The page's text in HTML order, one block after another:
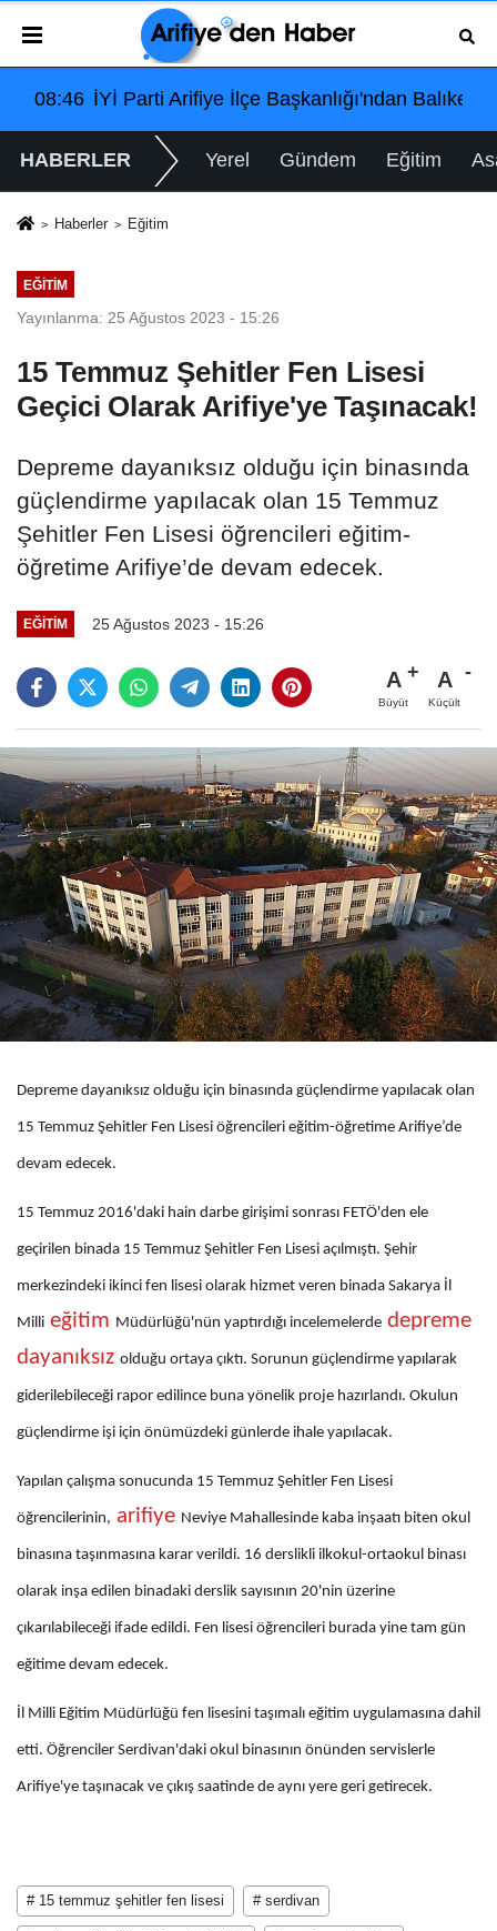
Çağrısı
Elektrik Altyapısı Çöktü, Esnaf Tepkili!
08:46 İYİ Parti Arifiye İlçe Başkanlığı'ndan
HABERLER Yerel Gündem Eğitim
Haberler Eğitim
EĞITIM
Yayınlanma: 25 Ağustos 2023 - 15:26
15 Temmuz Şehitler Fen Lisesi
Geçici Olarak Arifiye'ye Taşınacak!
Depreme dayanıksız olduğu için binasında
güçlendirme yapılacak olan 15 Temmuz
Şehitler Fen Lisesi öğrencileri eğitim-
öğretime Arifiye’de devam edecek.
EĞITIM 25 Ağustos 2023 - 15:26
A
Büyüt
A
Küçült
Depreme dayanıksız olduğu için binasında güçlendirme yapılacak olan
15 Temmuz Şehitler Fen Lisesi öğrencileri eğitim-öğretime Arifiye’de
devam edecek.
15 Temmuz 2016'daki hain darbe girişimi sonrası FETÖ'den ele
geçirilen binada 15 Temmuz Şehitler Fen Lisesi açılmıştı. Şehir
merkezindeki ikinci fen lisesi olarak hizmet veren binada Sakarya İl
Milli eğitim Müdürlüğü'nün yaptırdığı incelemelerde depreme
dayanıksız olduğu ortaya çıktı. Sorunun güçlendirme yapılarak
giderilebileceği rapor edilince buna yönelik proje hazırlandı. Okulun
güçlendirme işi için önümüzdeki günlerde ihale yapılacak.
Yapılan çalışma sonucunda 15 Temmuz Şehitler Fen Lisesi
öğrencilerinin, arifiye Neviye Mahallesinde kaba inşaatı biten okul
binasına taşınmasına karar verildi. 16 derslikli ilkokul-ortaokul binası
olarak inşa edilen binadaki derslik sayısının 20'nin üzerine
çıkarılabileceği ifade edildi. Fen lisesi öğrencileri burada yine tam gün
eğitime devam edecek.
İl Milli Eğitim Müdürlüğü fen lisesini taşımalı eğitim uygulamasına dahil
etti. Öğrenciler Serdivan'daki okul binasının önünden servislerle
Arifiye'ye taşınacak ve çıkış saatinde de aynı yere geri getirecek.
# 15 temmuz şehitler fen lisesi # serdivan